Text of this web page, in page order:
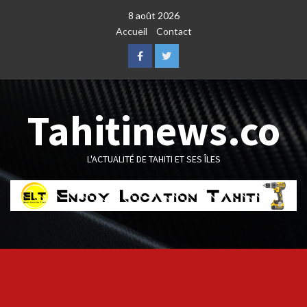
8 août 2026
Accueil
Contact
FacebookTwitter
Tahitinews.co
L'ACTUALITÉ DE TAHITI ET SES ÎLES